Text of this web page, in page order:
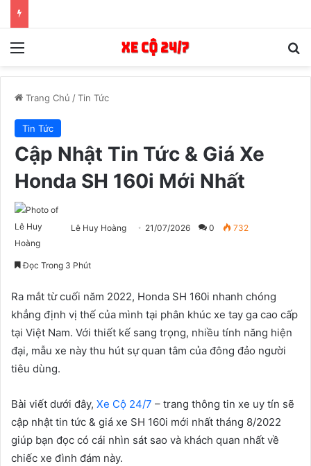
Menu
Trang Chủ /Tin Tức
Tin Tức
Cập Nhật Tin Tức & Giá Xe
Honda SH 160i Mới Nhất
Lê Huy Hoàng 21/07/2026 0 732
Đọc Trong 3 Phút
Ra mắt từ cuối năm 2022, Honda SH 160i nhanh chóng
khẳng định vị thế của mình tại phân khúc xe tay ga cao cấp
tại Việt Nam. Với thiết kế sang trọng, nhiều tính năng hiện
đại, mẫu xe này thu hút sự quan tâm của đông đảo người
tiêu dùng.
Bài viết dưới đây, Xe Cộ 24/7 – trang thông tin xe uy tín sẽ
cập nhật tin tức & giá xe SH 160i mới nhất tháng 8/2022
giúp bạn đọc có cái nhìn sát sao và khách quan nhất về
chiếc xe đình đám này.